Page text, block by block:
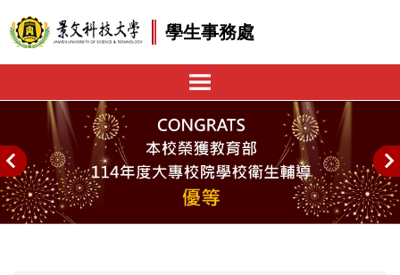
到
主
要
學生事務處